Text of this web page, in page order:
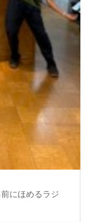
にほめるラジ